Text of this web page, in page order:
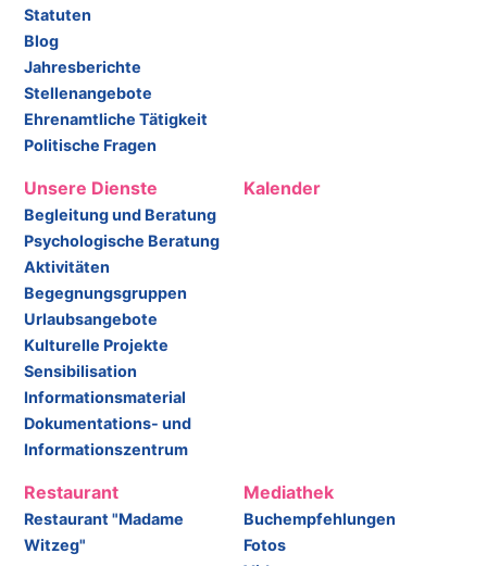
Statuten
Blog
Jahresberichte
Stellenangebote
Ehrenamtliche Tätigkeit
Politische Fragen
Unsere Dienste
Begleitung und Beratung
Psychologische Beratung
Aktivitäten
Begegnungsgruppen
Urlaubsangebote
Kulturelle Projekte
Sensibilisation
Informationsmaterial
Dokumentations- und
Informationszentrum
Kalender
Restaurant
Restaurant "Madame
Witzeg"
Mediathek
Buchempfehlungen
Fotos